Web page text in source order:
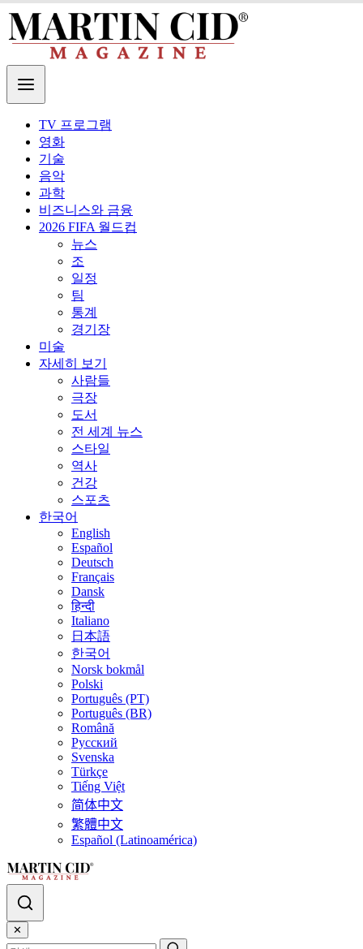
TV 프로그램
영화
기술
음악
과학
비즈니스와 금융
2026 FIFA 월드컵
뉴스
조
일정
팀
통계
경기장
미술
자세히 보기
사람들
극장
도서
전 세계 뉴스
스타일
역사
건강
스포츠
한국어
English
Español
Deutsch
Français
Dansk
हिन्दी
Italiano
日本語
한국어
Norsk bokmål
Polski
Português (PT)
Português (BR)
Română
Русский
Svenska
Türkçe
Tiếng Việt
简体中文
繁體中文
Español (Latinoamérica)
✕